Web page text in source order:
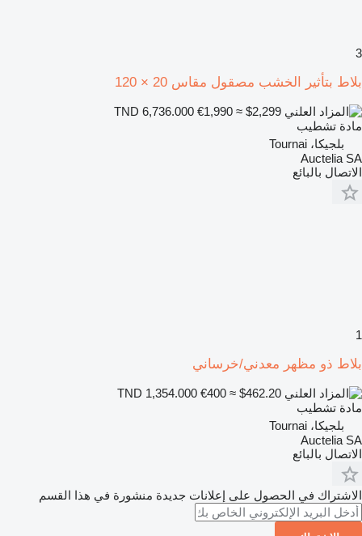
3
بلاط بتأثير الخشب مصقول مقاس 20 × 120
€1,990 ≈ $2,299
مادة تشطيب
بلجيكا، Tournai
Auctelia SA
الاتصال بالبائع
1
بلاط ذو مظهر معدني/خرساني
€400 ≈ $462.20
مادة تشطيب
بلجيكا، Tournai
Auctelia SA
الاتصال بالبائع
الاشتراك في الحصول على إعلانات جديدة منشورة في هذا القسم